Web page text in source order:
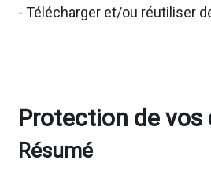
- Télécharger et/ou réutiliser
Protection de vos
Résumé